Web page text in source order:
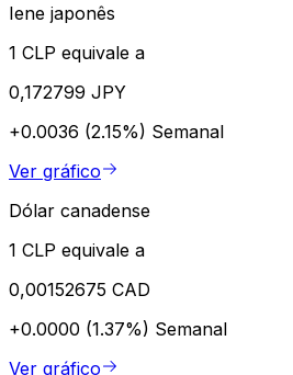
Iene japonês
1 CLP equivale a
0,172799 JPY
+0.0036 (2.15%) Semanal
Ver gráfico
Dólar canadense
1 CLP equivale a
0,00152675 CAD
+0.0000 (1.37%) Semanal
Ver gráfico